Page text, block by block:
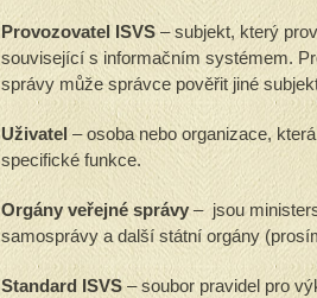
Provozovatel ISVS – subjekt, který
související s informačním systémem.
správy může správce pověřit jiné
Uživatel – osoba nebo organizace,
specifické funkce.
Orgány veřejné správy– jsou
samosprávy a další státní orgány
Standard ISVS – soubor pravidel pro